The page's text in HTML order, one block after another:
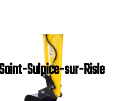
Sulpice-sur-Risle